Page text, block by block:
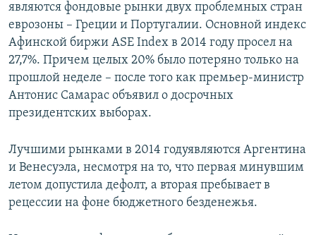
являются фондовые рынки двух проблемных стран
еврозоны – Греции и Португалии. Основной индекс
Афинской биржи ASE Index в 2014 году просел на
27,7%. Причем целых 20% было потеряно только на
прошлой неделе – после того как премьер-министр
Антонис Самарас объявил о досрочных
президентских выборах.
Лучшими рынками в 2014 годуявляются Аргентина
и Венесуэла, несмотря на то, что первая минувшим
летом допустила дефолт, а вторая пребывает в
рецессии на фоне бюджетного безденежья.